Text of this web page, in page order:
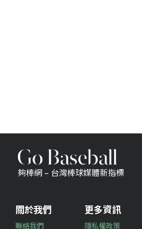
夠棒網 – 台灣棒球媒體新指標
關於我們
聯絡我們
更多資訊
隱私權政策